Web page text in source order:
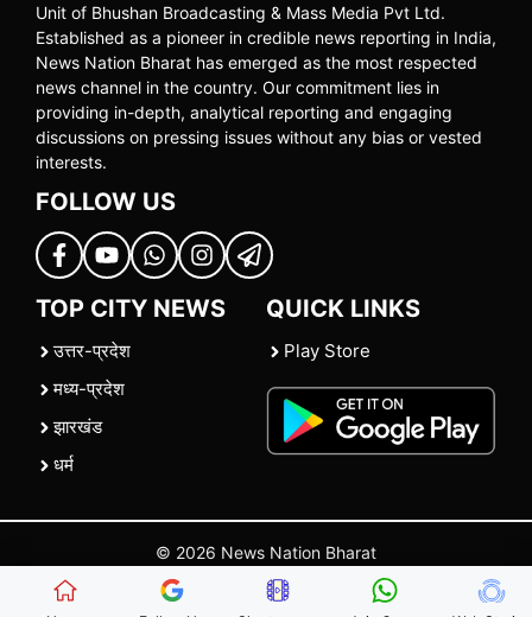
Unit of Bhushan Broadcasting & Mass Media Pvt Ltd.
Established as a pioneer in credible news reporting in India,
News Nation Bharat has emerged as the most respected
news channel in the country. Our commitment lies in
providing in-depth, analytical reporting and engaging
discussions on pressing issues without any bias or vested
interests.
FOLLOW US
TOP CITY NEWS
उत्तर-प्रदेश
मध्य-प्रदेश
झारखंड
धर्म
QUICK LINKS
Play Store
© 2026 News Nation Bharat
| |Contact Us |Policies Terms and Conditions